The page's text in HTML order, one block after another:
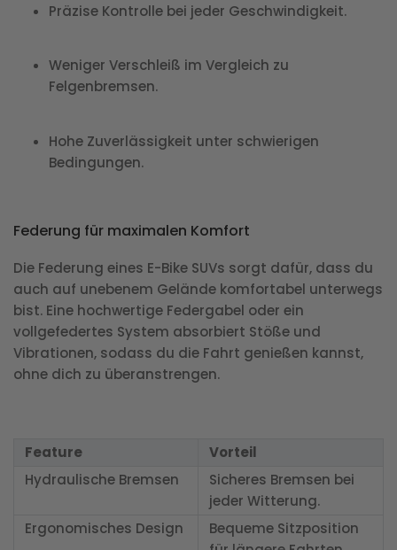
Präzise Kontrolle bei jeder Geschwindigkeit.
Weniger Verschleiß im Vergleich zu
Felgenbremsen.
Hohe Zuverlässigkeit unter schwierigen
Bedingungen.
Federung für maximalen Komfort
Die Federung eines E-Bike SUVs sorgt dafür, dass du
auch auf unebenem Gelände komfortabel unterwegs
bist. Eine hochwertige Federgabel oder ein
vollgefedertes System absorbiert Stöße und
Vibrationen, sodass du die Fahrt genießen kannst,
ohne dich zu überanstrengen.
Feature
Vorteil
Hydraulische Bremsen
Sicheres Bremsen bei
jeder Witterung.
Ergonomisches Design
Bequeme Sitzposition